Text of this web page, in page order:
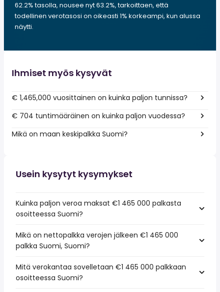
62.2% tasolla, nousee nyt 63.2%, tarkoittaen, että
todellinen verotasosi on oikeasti 1% korkeampi, kun alussa
näytti.
Ihmiset myös kysyvät
€ 1,465,000 vuosittainen on kuinka paljon tunnissa?
€ 704 tuntimääräinen on kuinka paljon vuodessa?
Mikä on maan keskipalkka Suomi?
Usein kysytyt kysymykset
Kuinka paljon veroa maksat €1 465 000 palkasta
osoitteessa Suomi?
Mikä on nettopalkka verojen jälkeen €1 465 000
palkka Suomi, Suomi?
Mitä verokantaa sovelletaan €1 465 000 palkkaan
osoitteessa Suomi?